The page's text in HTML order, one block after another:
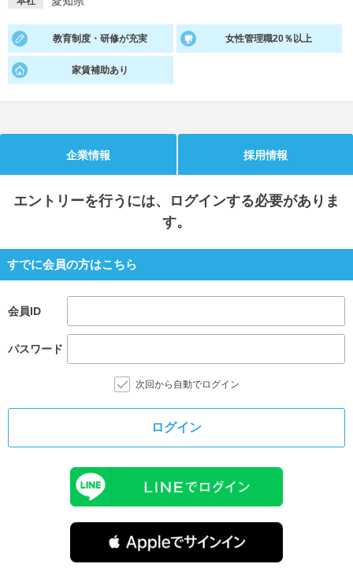
就活ノウハウ・サポート
就活支援
就活ニュースペーパー よくある質問
教育制度・研修が充実 女性管理職20％以上
家賃補助あり
企業情報 採用情報
エントリーを行うには、ログインする必要がありま
す。
すでに会員の方はこちら
会員ID
パスワード
次回から自動でログイン
ログイン